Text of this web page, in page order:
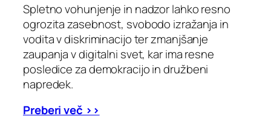
Spletno vohunjenje in nadzor lahko resno
ogrozita zasebnost, svobodo izražanja in
vodita v diskriminacijo ter zmanjšanje
zaupanja v digitalni svet, kar ima resne
posledice za demokracijo in družbeni
napredek.
Preberi več >>